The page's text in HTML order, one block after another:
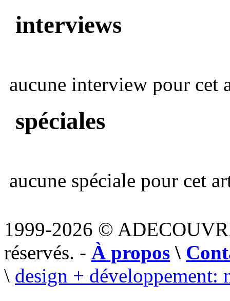
interviews
aucune interview pour cet
spéciales
aucune spéciale pour cet
1999-2026 ©
réservés. - À propos \
\ design + développement: